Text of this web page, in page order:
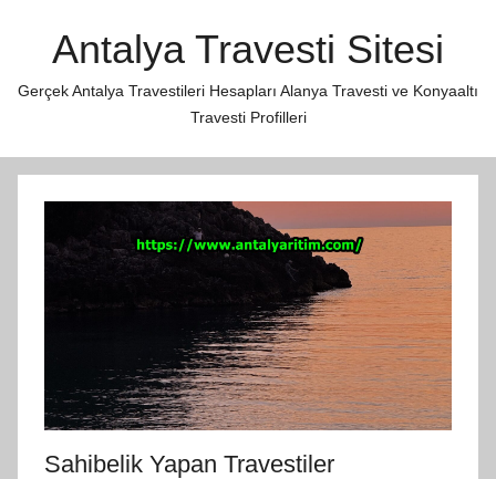
Antalya Travesti Sitesi
Gerçek Antalya Travestileri Hesapları Alanya Travesti ve Konyaaltı
Travesti Profilleri
Sahibelik Yapan Travestiler